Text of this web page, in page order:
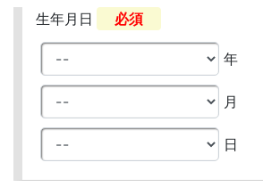
生年月日 必須
年
月
日